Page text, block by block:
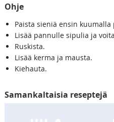
Ohje
Paista sieniä ensin
Lisää pannulle sipulia ja
Ruskista.
Lisää kerma ja mausta.
Kiehauta.
Samankaltaisia reseptejä